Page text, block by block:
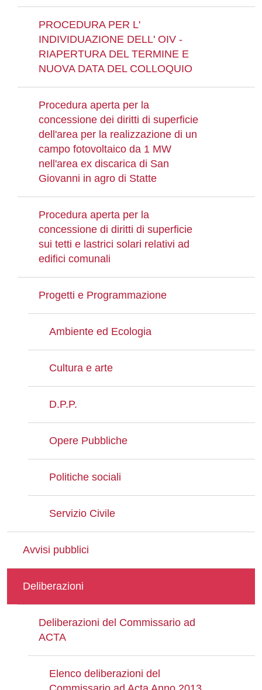
PROCEDURA PER L'
INDIVIDUAZIONE DELL' OIV -
RIAPERTURA DEL TERMINE E
NUOVA DATA DEL COLLOQUIO
Procedura aperta per la
concessione dei diritti di superficie
dell'area per la realizzazione di un
campo fotovoltaico da 1 MW
nell'area ex discarica di San
Giovanni in agro di Statte
Procedura aperta per la
concessione di diritti di superficie
sui tetti e lastrici solari relativi ad
edifici comunali
Progetti e Programmazione
Ambiente ed Ecologia
Cultura e arte
D.P.P.
Opere Pubbliche
Politiche sociali
Servizio Civile
Avvisi pubblici
Deliberazioni
Deliberazioni del Commissario ad
ACTA
Elenco deliberazioni del